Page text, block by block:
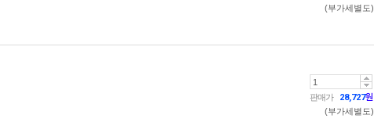
(부가세별도)
판매가 28,727원
(부가세별도)